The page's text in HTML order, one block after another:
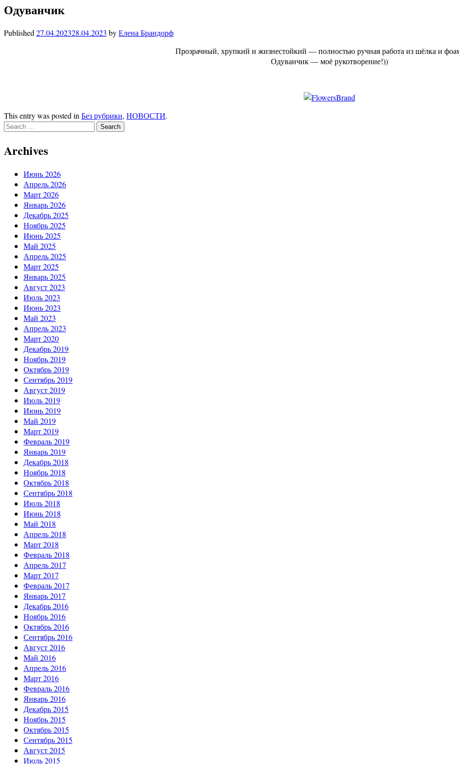
Одуванчик
Published27.04.202328.04.2023 byЕлена Брандорф
Прозрачный, хрупкий и жизнестойкий — полностью ручная работа из шёлка и
Одуванчик — моё рукотворение!))
This entry was posted inБез рубрики, НОВОСТИ.
Search
Archives
Июнь 2026
Апрель 2026
Март 2026
Январь 2026
Декабрь 2025
Ноябрь 2025
Июнь 2025
Май 2025
Апрель 2025
Март 2025
Январь 2025
Август 2023
Июль 2023
Июнь 2023
Май 2023
Апрель 2023
Март 2020
Декабрь 2019
Ноябрь 2019
Октябрь 2019
Сентябрь 2019
Август 2019
Июль 2019
Июнь 2019
Май 2019
Март 2019
Февраль 2019
Январь 2019
Декабрь 2018
Ноябрь 2018
Октябрь 2018
Сентябрь 2018
Июль 2018
Июнь 2018
Май 2018
Апрель 2018
Март 2018
Февраль 2018
Апрель 2017
Март 2017
Февраль 2017
Январь 2017
Декабрь 2016
Ноябрь 2016
Октябрь 2016
Сентябрь 2016
Август 2016
Май 2016
Апрель 2016
Март 2016
Февраль 2016
Январь 2016
Декабрь 2015
Ноябрь 2015
Октябрь 2015
Сентябрь 2015
Август 2015
Июль 2015